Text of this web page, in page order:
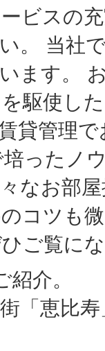
ビスの
。 当社
ます。
駆使し
貸管理
ったノ
なお部
コツも
ご覧に
介。
「恵比